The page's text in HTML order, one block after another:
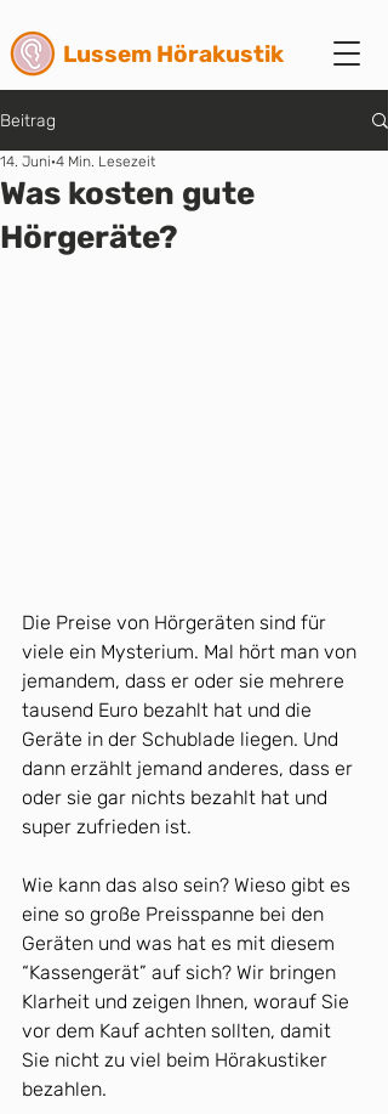
Lussem Hörakustik
Beitrag
Was kosten gute
Hörgeräte?
14. Juni 4 Min. Lesezeit
Die Preise von Hörgeräten sind für
viele ein Mysterium. Mal hört man von
jemandem, dass er oder sie mehrere
tausend Euro bezahlt hat und die
Geräte in der Schublade liegen. Und
dann erzählt jemand anderes, dass er
oder sie gar nichts bezahlt hat und
super zufrieden ist.
Wie kann das also sein? Wieso gibt es
eine so große Preisspanne bei den
Geräten und was hat es mit diesem
“Kassengerät” auf sich? Wir bringen
Klarheit und zeigen Ihnen, worauf Sie
vor dem Kauf achten sollten, damit
Sie nicht zu viel beim Hörakustiker
bezahlen.